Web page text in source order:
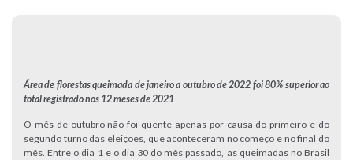
Área de florestas queimada de janeiro a outubro de 2022 foi80% superior ao
total registrado nos 12 meses de 2021
O mês de outubro não foi quente apenas por causa do primeiro e do
segundo turno das eleições, que aconteceram no começo e no final do
mês. Entre o dia 1 e o dia 30 do mês passado, as queimadas no Brasil